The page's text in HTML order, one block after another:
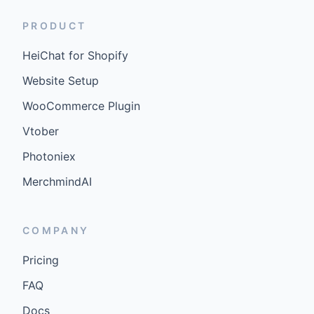
PRODUCT
HeiChat for Shopify
Website Setup
WooCommerce Plugin
Vtober
Photoniex
MerchmindAI
COMPANY
Pricing
FAQ
Docs